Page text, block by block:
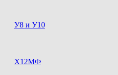
У8 и У10
Х12МФ